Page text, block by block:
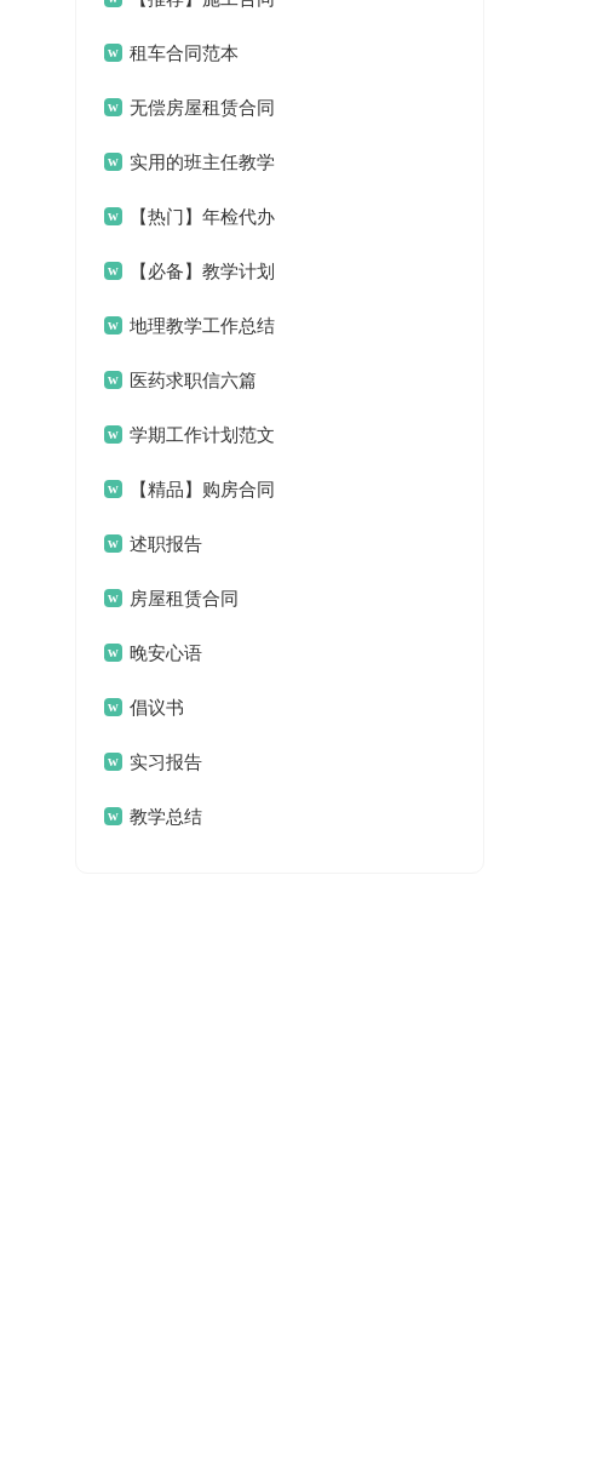
集锦八篇
租车合同范本
无偿房屋租赁合同
实用的班主任教学
工作总结范文锦集9篇
【热门】年检代办
委托书3篇
【必备】教学计划
模板集锦7篇
地理教学工作总结
汇编六篇
医药求职信六篇
学期工作计划范文
合集八篇【精品】购房合同
范文合集8篇
述职报告
房屋租赁合同
晚安心语
倡议书
实习报告
教学总结